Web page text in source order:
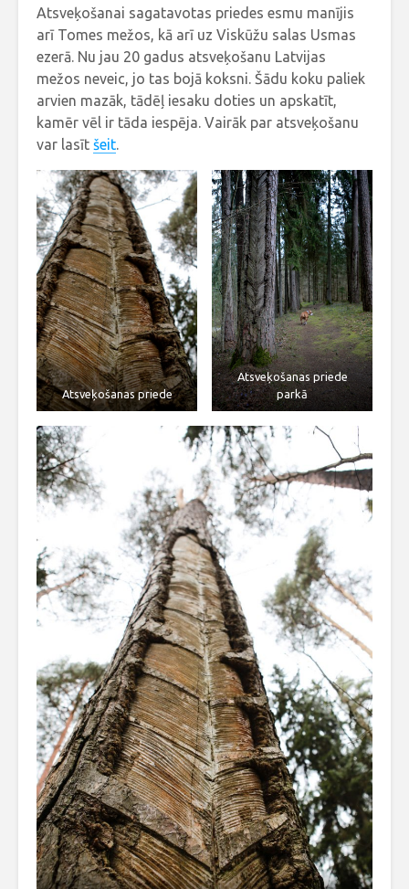
Atsveķošanai sagatavotas priedes esmu manījis
arī Tomes mežos, kā arī uz Viskūžu salas Usmas
ezerā. Nu jau 20 gadus atsveķošanu Latvijas
mežos neveic, jo tas bojā koksni. Šādu koku paliek
arvien mazāk, tādēļ iesaku doties un apskatīt,
kamēr vēl ir tāda iespēja. Vairāk par atsveķošanu
var lasīt šeit.
Atsveķošanas priede
Atsveķošanas priede
parkā